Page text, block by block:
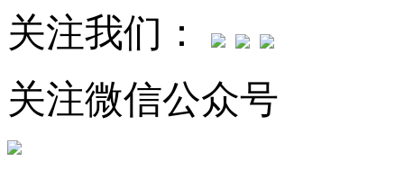
关注我们：
关注微信公众号